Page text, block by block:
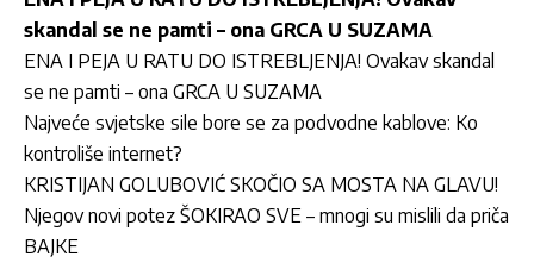
skandal se ne pamti – ona GRCA U SUZAMA
ENA I PEJA U RATU DO ISTREBLJENJA! Ovakav skandal
se ne pamti – ona GRCA U SUZAMA
Najveće svjetske sile bore se za podvodne kablove: Ko
kontroliše internet?
KRISTIJAN GOLUBOVIĆ SKOČIO SA MOSTA NA GLAVU!
Njegov novi potez ŠOKIRAO SVE – mnogi su mislili da priča
BAJKE